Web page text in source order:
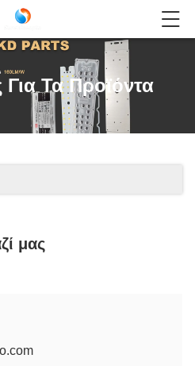
Για Τα Προϊόντα
μας